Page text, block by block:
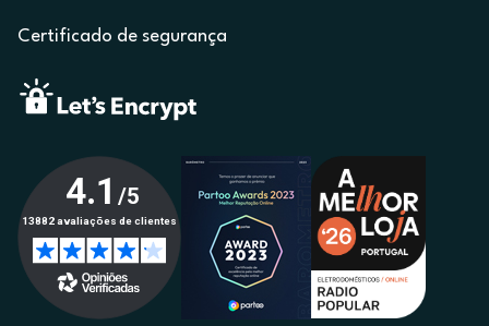
Certificado de segurança